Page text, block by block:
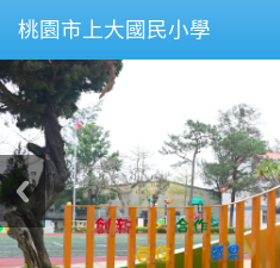
桃園市上大國民小學